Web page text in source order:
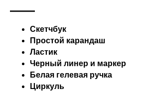
Скетчбук
Простой карандаш
Ластик
Черный линер и маркер
Белая гелевая ручка
Циркуль